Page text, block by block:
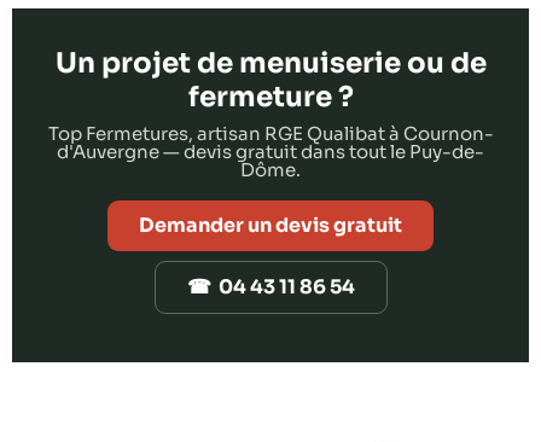
Un projet de menuiserie ou de
fermeture ?
Top Fermetures, artisan RGE Qualibat à Cournon-
d'Auvergne — devis gratuit dans tout le Puy-de-
Dôme.
Demander un devis gratuit
☎ 04 43 11 86 54